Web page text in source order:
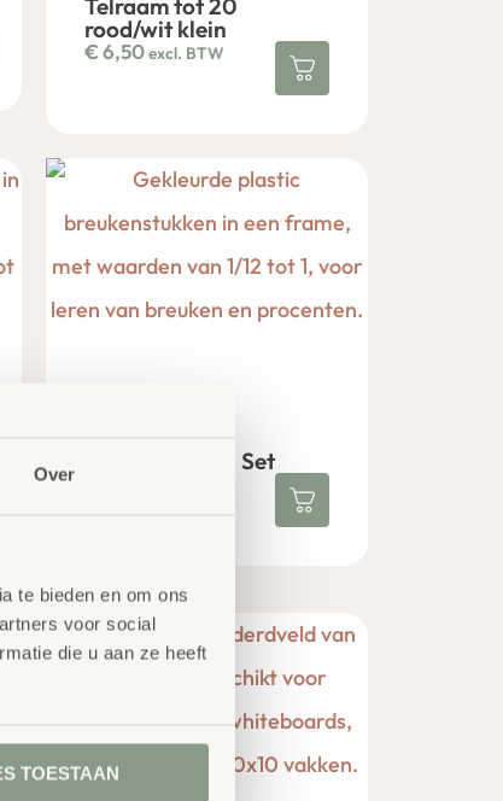
Over
te bieden en om ons
voor social
die u aan ze heeft
TOESTAAN
Telraam tot 20
rood/wit klein
€6,50excl. BTW
Breuken Reken Set